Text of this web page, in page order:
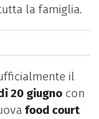
la famiglia.
il
20 giugnocon
food court